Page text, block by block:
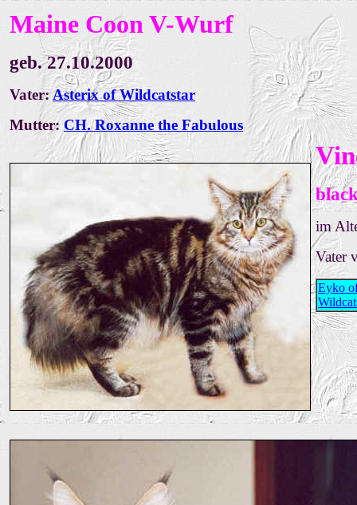
Maine Coon V-Wurf
geb. 27.10.2000
Vater:Asterix of Wildcatstar
Mutter: CH. Roxanne the Fabulous
im
Vater
Eyko